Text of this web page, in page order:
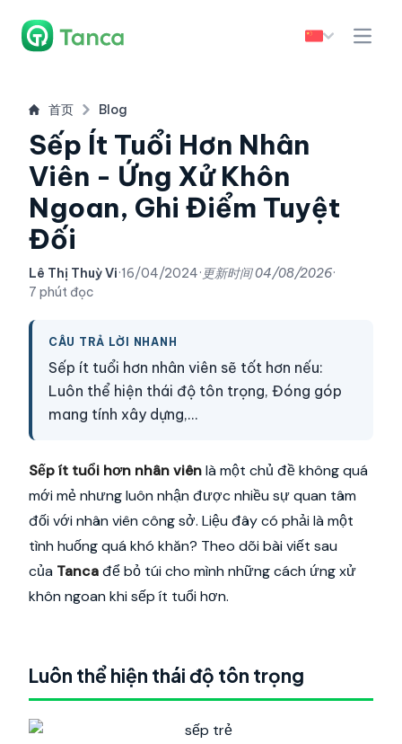
首页 Blog
Sếp Ít Tuổi Hơn Nhân
Viên - Ứng Xử Khôn
Ngoan, Ghi Điểm Tuyệt
Đối
Lê Thị Thuỳ Vi·16/04/2024· 更新时间04/08/2026·
7 phút đọc
CÂU TRẢ LỜI NHANH
Sếp ít tuổi hơn nhân viên sẽ tốt hơn nếu:
Luôn thể hiện thái độ tôn trọng, Đóng góp
mang tính xây dựng,...
Sếp ít tuổi hơn nhân viênlà một chủ đề không quá
mới mẻ nhưng luôn nhận được nhiều sự quan tâm
đối với nhân viên công sở. Liệu đây có phải là một
tình huống quá khó khăn? Theo dõi bài viết sau
của Tancađể bỏ túi cho mình những cách ứng xử
khôn ngoan khi sếp ít tuổi hơn.
Luôn thể hiện thái độ tôn trọng